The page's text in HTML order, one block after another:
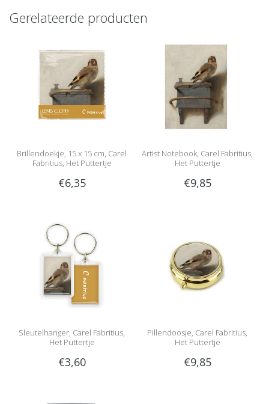
Gerelateerde producten
Brillendoekje, 15 x 15 cm, Carel
Fabritius, Het Puttertje
€6,35
Artist Notebook, Carel Fabritius,
Het Puttertje
€9,85
Sleutelhanger, Carel Fabritius,
Het Puttertje
€3,60
Pillendoosje, Carel Fabritius,
Het Puttertje
€9,85